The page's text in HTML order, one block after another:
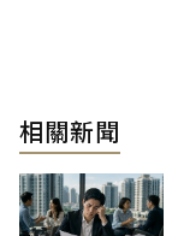
相關新聞